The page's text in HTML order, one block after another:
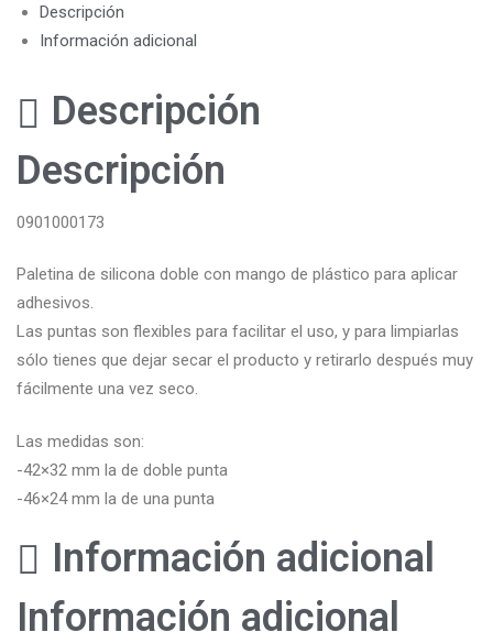
Descripción
Información adicional
Descripción
Descripción
0901000173
Paletina de silicona doble con mango de plástico para aplicar
adhesivos.
Las puntas son flexibles para facilitar el uso, y para limpiarlas
sólo tienes que dejar secar el producto y retirarlo después muy
fácilmente una vez seco.
Las medidas son:
-42×32 mm la de doble punta
-46×24 mm la de una punta
Información adicional
Información adicional